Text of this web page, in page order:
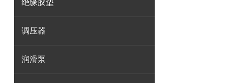
绝缘胶垫
调压器
润滑泵